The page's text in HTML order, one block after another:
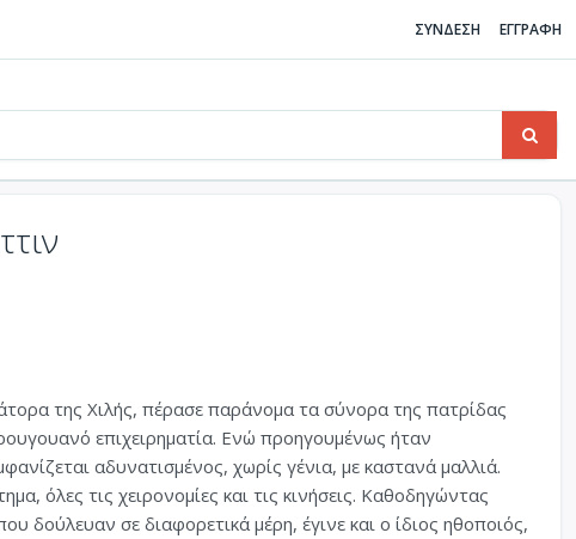
ΣΥΝΔΕΣΗ ΕΓΓΡΑΦΗ
της Χιλής, πέρασε παράνομα τα σύνορα της πατρίδας
επιχειρηματία. Ενώ προηγουμένως ήταν
αδυνατισμένος, χωρίς γένια, με καστανά μαλλιά.
όλες τις χειρονομίες και τις κινήσεις. Καθοδηγώντας
δούλευαν σε διαφορετικά μέρη, έγινε και ο ίδιος ηθοποιός,